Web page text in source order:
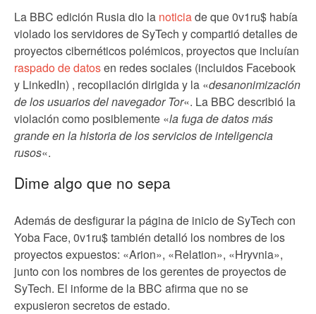
La BBC edición Rusia dio la noticiade que 0v1ru$ había
violado los servidores de SyTech y compartió detalles de
proyectos cibernéticos polémicos, proyectos que incluían
raspado de datosen redes sociales (incluidos Facebook
y LinkedIn) , recopilación dirigida y la «desanonimización
de los usuarios del navegador Tor«. La BBC describió la
violación como posiblemente «la fuga de datos más
grande en la historia de los servicios de inteligencia
rusos«.
Dime algo que no sepa
Además de desfigurar la página de inicio de SyTech con
Yoba Face, 0v1ru$ también detalló los nombres de los
proyectos expuestos: «Arion», «Relation», «Hryvnia»,
junto con los nombres de los gerentes de proyectos de
SyTech. El informe de la BBC afirma que no se
expusieron secretos de estado.